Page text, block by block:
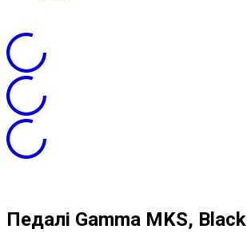
Педалі Gamma MKS, Black